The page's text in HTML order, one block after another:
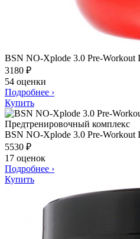
BSN NO-Xplode 3.0 Pre-Workout
3180 ₽
54 оценки
Подробнее ›
Купить
BSN NO-Xplode 3.0 Pre-Workout
5530 ₽
17 оценок
Подробнее ›
Купить